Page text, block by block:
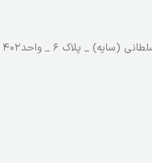
_ پلاک ۶ _ واحد۴۰۲